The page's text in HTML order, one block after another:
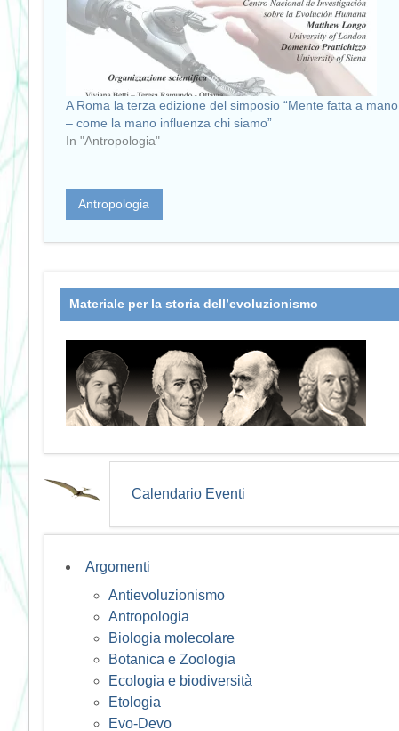
A Roma la terza edizione del simposio “Mente fatta a mano
– come la mano influenza chi siamo”
In "Antropologia"
Antropologia
Materiale per la storia dell’evoluzionismo
Calendario Eventi
Argomenti
Antievoluzionismo
Antropologia
Biologia molecolare
Botanica e Zoologia
Ecologia e biodiversità
Etologia
Evo-Devo